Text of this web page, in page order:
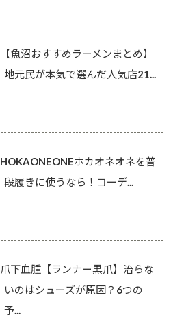
【魚沼おすすめラーメンまとめ】
地元民が本気で選んだ人気店21...
HOKAONEONEホカオネオネを普
段履きに使うなら！コーデ...
爪下血腫【ランナー黒爪】治らな
いのはシューズが原因？6つの
予...